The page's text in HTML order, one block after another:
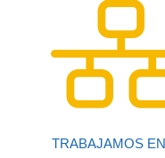
TRABAJAMOS
Más de 225 oficinas y
asesores trabajando
nuestro software